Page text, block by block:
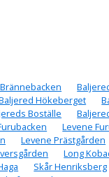
Hökeberget
Boställe
Levene
Levene Prästgården
Long
Skår Henriksberg